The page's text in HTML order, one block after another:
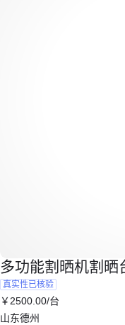
多功能割晒机割晒
真实性已核验
￥ 2500 .00/台
山东德州